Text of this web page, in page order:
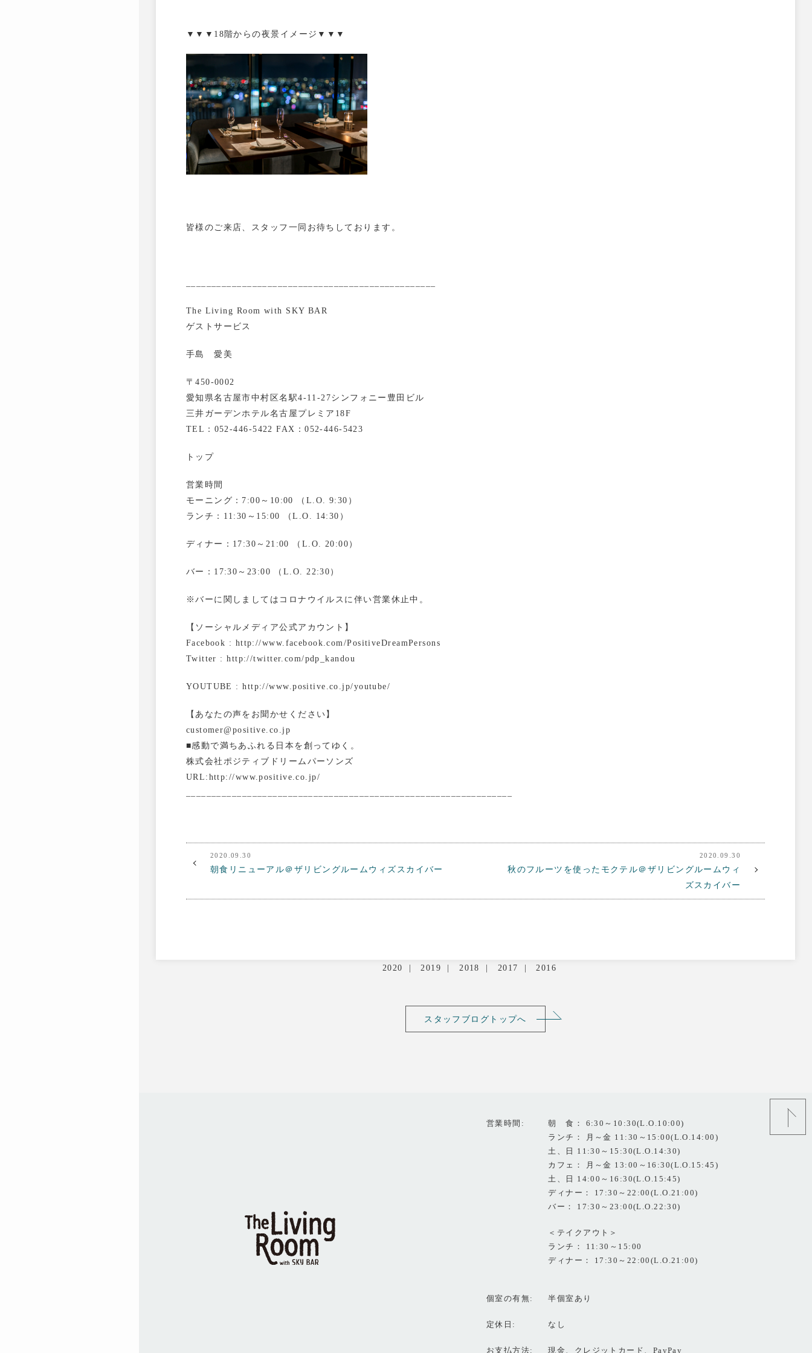
▼▼▼18階からの夜景イメージ▼▼▼
皆様のご来店、スタッフ一同お待ちしております。
The Living Room with SKY BAR
ゲストサービス
手島 愛美
〒450-0002
愛知県名古屋市中村区名駅4-11-27シンフォニー豊田ビル
三井ガーデンホテル名古屋プレミア18F
TEL：052-446-5422 FAX：052-446-5423
トップ
営業時間
モーニング：7:00～10:00 （L.O. 9:30）
ランチ：11:30～15:00 （L.O. 14:30）
ディナー：17:30～21:00 （L.O. 20:00）
バー：17:30～23:00 （L.O. 22:30）
※バーに関しましてはコロナウイルスに伴い営業休止中。
【ソーシャルメディア公式アカウント】
Facebook : http://www.facebook.com/PositiveDreamPersons
Twitter : http://twitter.com/pdp_kandou
YOUTUBE : http://www.positive.co.jp/youtube/
【あなたの声をお聞かせください】
customer@positive.co.jp
■感動で満ちあふれる日本を創ってゆく。
株式会社ポジティブドリームパーソンズ
URL:http://www.positive.co.jp/
2020.09.30
朝食リニューアル＠ザリビングルームウィズスカイバー
2020.09.30
秋のフルーツを使ったモクテル＠ザリビングルームウィ
ズスカイバー
2020 2019 2018 2017 2016
スタッフブログトップへ
営業時間
朝 食： 6:30～10:30(L.O.10:00)
ランチ： 月～金 11:30～15:00(L.O.14:00)
土、日 11:30～15:30(L.O.14:30)
カフェ： 月～金 13:00～16:30(L.O.15:45)
土、日 14:00～16:30(L.O.15:45)
ディナー： 17:30～22:00(L.O.21:00)
バー： 17:30～23:00(L.O.22:30)
＜テイクアウト＞
ランチ： 11:30～15:00
ディナー： 17:30～22:00(L.O.21:00)
個室の有無 半個室あり
定休日 なし
お支払方法 現金、クレジットカード、PayPay